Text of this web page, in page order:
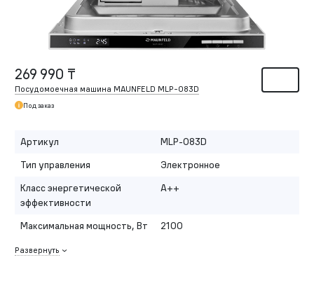
269 990 ₸
Посудомоечная машина MAUNFELD MLP-083D
Под заказ
Артикул
MLP-083D
Тип управления
Электронное
Класс энергетической
эффективности
A++
Максимальная мощность, Вт 2100
Развернуть